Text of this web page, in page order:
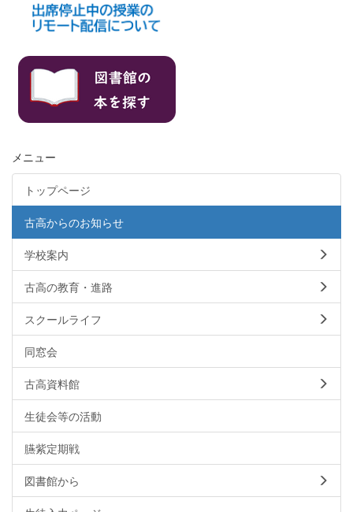
メニュー
トップページ
古高からのお知らせ
学校案内
古高の教育・進路
スクールライフ
同窓会
古高資料館
生徒会等の活動
臙紫定期戦
図書館から